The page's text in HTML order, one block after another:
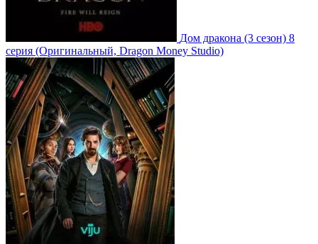
Дом дракона (3 сезон) 8
серия (Оригинальный, Dragon Money Studio)